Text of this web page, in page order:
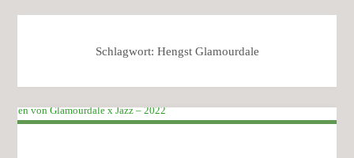
Schlagwort: Hengst Glamourdale